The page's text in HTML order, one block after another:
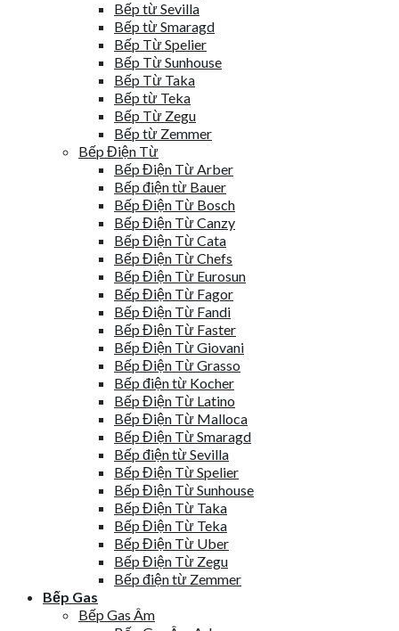
Bếp từ Sevilla
Bếp từ Smaragd
Bếp Từ Spelier
Bếp Từ Sunhouse
Bếp Từ Taka
Bếp từ Teka
Bếp Từ Zegu
Bếp từ Zemmer
Bếp Điện Từ
Bếp Điện Từ Arber
Bếp điện từ Bauer
Bếp Điện Từ Bosch
Bếp Điện Từ Canzy
Bếp Điện Từ Cata
Bếp Điện Từ Chefs
Bếp Điện Từ Eurosun
Bếp Điện Từ Fagor
Bếp Điện Từ Fandi
Bếp Điện Từ Faster
Bếp Điện Từ Giovani
Bếp Điện Từ Grasso
Bếp điện từ Kocher
Bếp Điện Từ Latino
Bếp Điện Từ Malloca
Bếp Điện Từ Smaragd
Bếp điện từ Sevilla
Bếp Điện Từ Spelier
Bếp Điện Từ Sunhouse
Bếp Điện Từ Taka
Bếp Điện Từ Teka
Bếp Điện Từ Uber
Bếp Điện Từ Zegu
Bếp điện từ Zemmer
Bếp Gas
Bếp Gas Âm